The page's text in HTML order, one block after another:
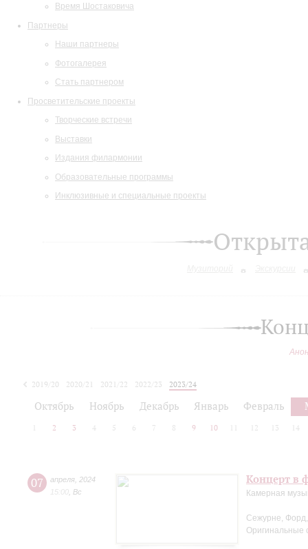
Время Шостаковича
Партнеры
Наши партнеры
Фотогалерея
Стать партнером
Просветительские проекты
Творческие встречи
Выставки
Издания филармонии
Образовательные программы
Инклюзивные и специальные проекты
2019/20 2020/21 2021/22 2022/23
2023/24
Октябрь Ноябрь Декабрь Январь Февраль
2 3 4 5 6 7 8 9 10 12 13 14
07 апреля 2024
15:00 Вс
Концерт в
Камерная
Сежурне,
Оригинальные